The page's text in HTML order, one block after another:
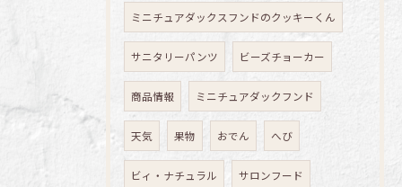
ミニチュアダックスフンドのクッキーくん
サニタリーパンツ ビーズチョーカー
商品情報 ミニチュアダックフンド
天気 果物 おでん へび
ビィ・ナチュラル サロンフード